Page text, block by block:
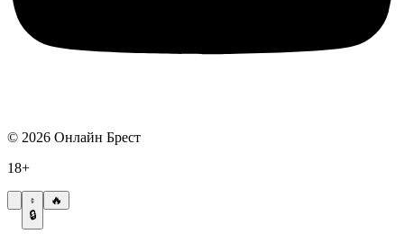
© 2026 Онлайн Брест
18+
🔒
🔥